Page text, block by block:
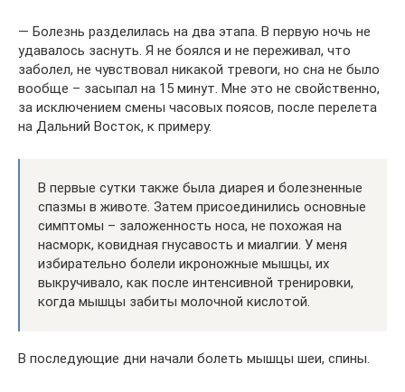
— Болезнь разделилась на два этапа. В первую ночь не
удавалось заснуть. Я не боялся и не переживал, что
заболел, не чувствовал никакой тревоги, но сна не было
вообще – засыпал на 15 минут. Мне это не свойственно,
за исключением смены часовых поясов, после перелета
на Дальний Восток, к примеру.
В первые сутки также была диарея и болезненные
спазмы в животе. Затем присоединились основные
симптомы – заложенность носа, не похожая на
насморк, ковидная гнусавость и миалгии. У меня
избирательно болели икроножные мышцы, их
выкручивало, как после интенсивной тренировки,
когда мышцы забиты молочной кислотой.
В последующие дни начали болеть мышцы шеи, спины.